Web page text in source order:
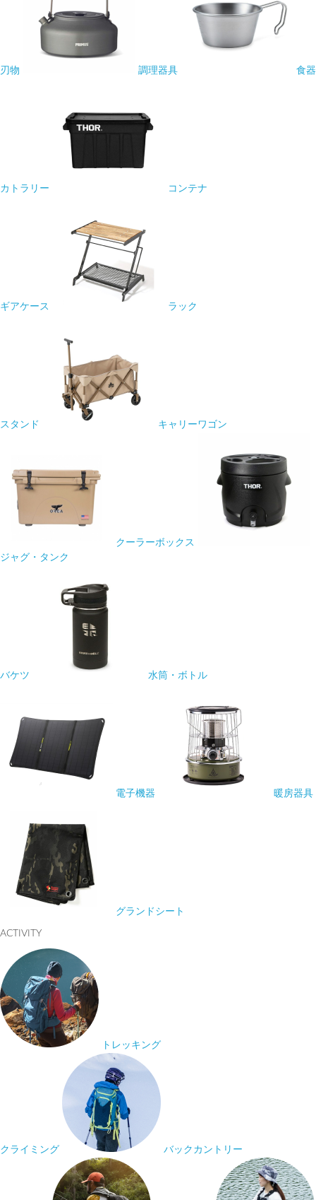
刃物 調理器具 食器
カトラリー コンテナ
ギアケース ラック
スタンド キャリーワゴン
クーラーボックス
ジャグ・タンク
バケツ 水筒・ボトル
電子機器 暖房器具
グランドシート
ACTIVITY
トレッキング
クライミング バックカントリー